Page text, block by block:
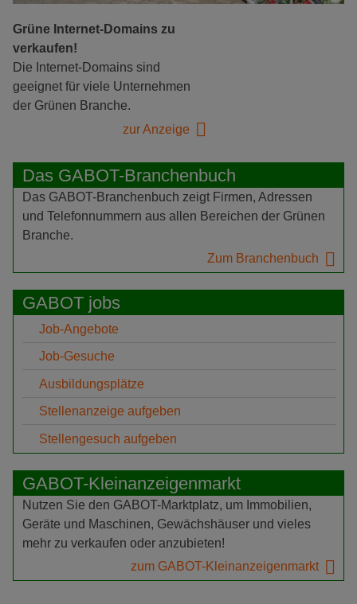
Grüne Internet-Domains zu
verkaufen!
Die Internet-Domains sind
geeignet für viele Unternehmen
der Grünen Branche.
zur Anzeige
Das GABOT-Branchenbuch
Das GABOT-Branchenbuch zeigt Firmen, Adressen
und Telefonnummern aus allen Bereichen der Grünen
Branche.
Zum Branchenbuch
GABOT jobs
Job-Angebote
Job-Gesuche
Ausbildungsplätze
Stellenanzeige aufgeben
Stellengesuch aufgeben
GABOT-Kleinanzeigenmarkt
Nutzen Sie den GABOT-Marktplatz, um Immobilien,
Geräte und Maschinen, Gewächshäuser und vieles
mehr zu verkaufen oder anzubieten!
zum GABOT-Kleinanzeigenmarkt